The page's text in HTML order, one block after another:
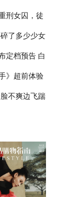
纷纷入围
刑女囚，徒
了多少少女
定档预告 白
年公映
》超前体验
影革新
不爽边飞踹